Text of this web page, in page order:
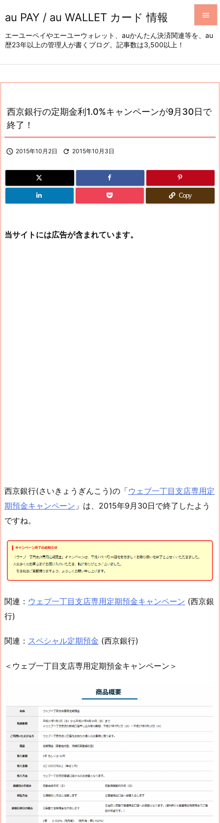
au PAY / au WALLET カード 情報
エーユーペイやエーユーウォレット、auかんたん決済関連等を、au
歴23年以上の管理人が書くブログ。記事数は3,500以上！





西京銀行の定期金利1.0%キャンペーンが9月30日で
終了！
 2015年10月2日  2015年10月3日
Copy
当サイトには広告が含まれています。
西京銀行(さいきょうぎんこう)の「ウェブ一丁目支店専用定
期預金キャンペーン 」は、2015年9月30日で終了したよう
ですね。
関連： ウェブ一丁目支店専用定期預金キャンペーン (西京銀
行)
関連： スペシャル定期預金 (西京銀行)
＜ウェブ一丁目支店専用定期預金キャンペーン＞